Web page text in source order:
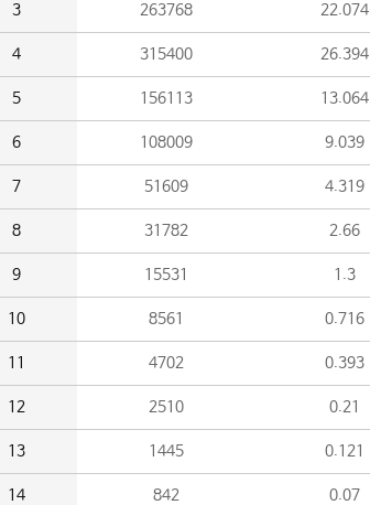
3 263768 22.074
4 315400 26.394
5 156113 13.064
6 108009 9.039
7 51609 4.319
8 31782 2.66
9 15531 1.3
10 8561 0.716
11 4702 0.393
12 2510 0.21
13 1445 0.121
14 842 0.07